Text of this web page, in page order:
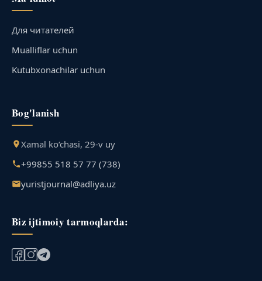
Для читателей
Mualliflar uchun
Kutubxonachilar uchun
Bog'lanish
Xamal ko‘chasi, 29-v uy
+99855 518 57 77 (738)
yuristjournal@adliya.uz
Biz ijtimoiy tarmoqlarda: